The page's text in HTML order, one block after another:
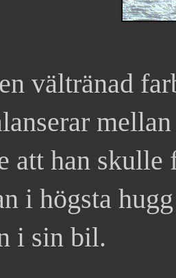
vältränad
att han
i högsta
i sin bil.